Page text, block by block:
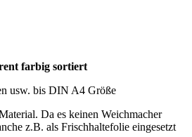
farbig sortiert
usw. bis DIN A4 Größe
Da es keinen Weichmacher
z.B. als Frischhaltefolie eingesetzt